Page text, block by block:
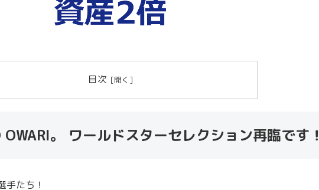
目次
。 ワールドスターセレクション再臨です！
手たち！